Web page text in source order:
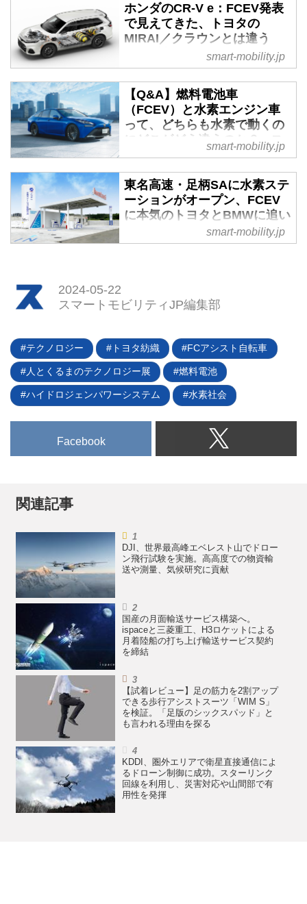
ホンダのCR-V e：FCEV発表
で見えてきた、トヨタの
MIRAI／クラウンとは違う
FCEV戦略 - スマートモビリ
ティJP
2024年2月28日、本田技研工業
（以下、ホンダ）は燃料電池ユニ
ットを搭載したSUV「CR-V e：
FCEV」をH2＆FC EXPO 水素燃
料電池展で公開。日本市場で
smart-mobility.jp
【Q&A】燃料電池車
（FCEV）と水素エンジン車
って、どちらも水素で動くの
にどこがどう違うのか？ - ス
マートモビリティJP
環境対応車としてはとかくEVば
かりが注目されがちだが、水素を
燃料として走行中にC02を排出し
ない燃料電池車（FCEV）の存在
も忘れてはいけない。さらに水素
たいどこがどう違うのか。
smart-mobility.jp
東名高速・足柄SAに水素ステ
ーションがオープン、FCEV
に本気のトヨタとBMWに追い
風！ - スマートモビリティJP
所は東名高速道路の足柄サービス
エリア（下り）。従来は四大都市
素ステーションが高速道路上にも
設置が始まったことで、FCEVの
利便性が向上することになるだろ
う。
smart-mobility.jp
2024-05-22
スマートモビリティJP編集部
テクノロジー トヨタ紡織 FCアシスト自転車
人とくるまのテクノロジー展 燃料電池
ハイドロジェンパワーシステム 水素社会
Facebook
関連記事
DJI、世界最高峰エベレスト山でドロー
ン飛行試験を実施。高高度での物資輸
送や測量、気候研究に貢献
国産の月面輸送サービス構築へ。
ispaceと三菱重工、H3ロケットによる
月着陸船の打ち上げ輸送サービス契約
を締結
【試着レビュー】足の筋力を2割アップ
できる歩行アシストスーツ「WIM S」
を検証。「足版のシックスパッド」と
も言われる理由を探る
KDDI、圏外エリアで衛星直接通信によ
るドローン制御に成功。スターリンク
回線を利用し、災害対応や山間部で有
用性を発揮